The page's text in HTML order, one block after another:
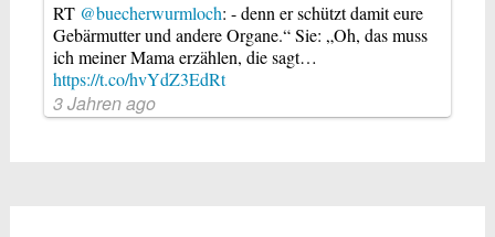
RT @buecherwurmloch: - denn er schützt damit eure
Gebärmutter und andere Organe.“ Sie: „Oh, das muss
ich meiner Mama erzählen, die sagt…
https://t.co/hvYdZ3EdRt
3 Jahren ago